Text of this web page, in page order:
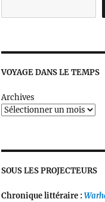
VOYAGE DANS LE TEMPS
Archives
SOUS LES PROJECTEURS
Chronique littéraire :